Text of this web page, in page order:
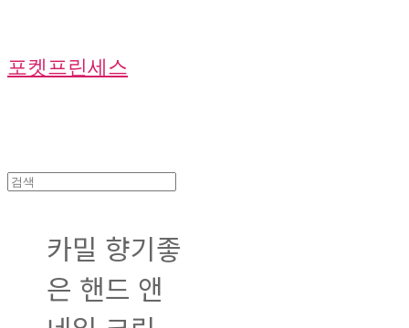
포켓프린세스
카밀 향기좋
은 핸드 앤